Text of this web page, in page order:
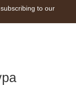
to our